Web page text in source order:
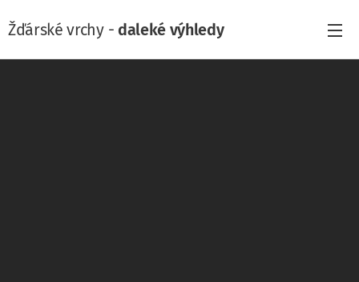
Žďárské vrchy - daleké výhledy